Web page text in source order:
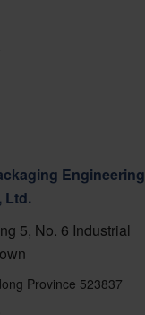
Engineering
Ltd.
5, No. 6 Industrial
Province 523837